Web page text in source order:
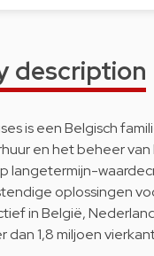
description
is een Belgisch
en het beheer
langetermijn-
oplossingen
in België,
dan 1,8 miljoen